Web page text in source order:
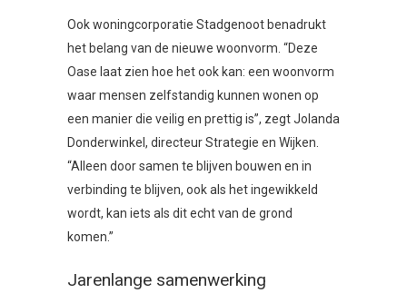
Ook woningcorporatie Stadgenoot benadrukt
het belang van de nieuwe woonvorm. “Deze
Oase laat zien hoe het ook kan: een woonvorm
waar mensen zelfstandig kunnen wonen op
een manier die veilig en prettig is”, zegt Jolanda
Donderwinkel, directeur Strategie en Wijken.
“Alleen door samen te blijven bouwen en in
verbinding te blijven, ook als het ingewikkeld
wordt, kan iets als dit echt van de grond
komen.”
Jarenlange samenwerking